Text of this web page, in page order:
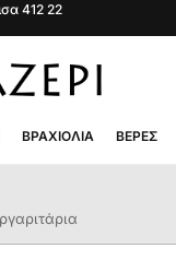
412 22
ΒΡΑΧΙΌΛΙΑ ΒΈΡΕΣ